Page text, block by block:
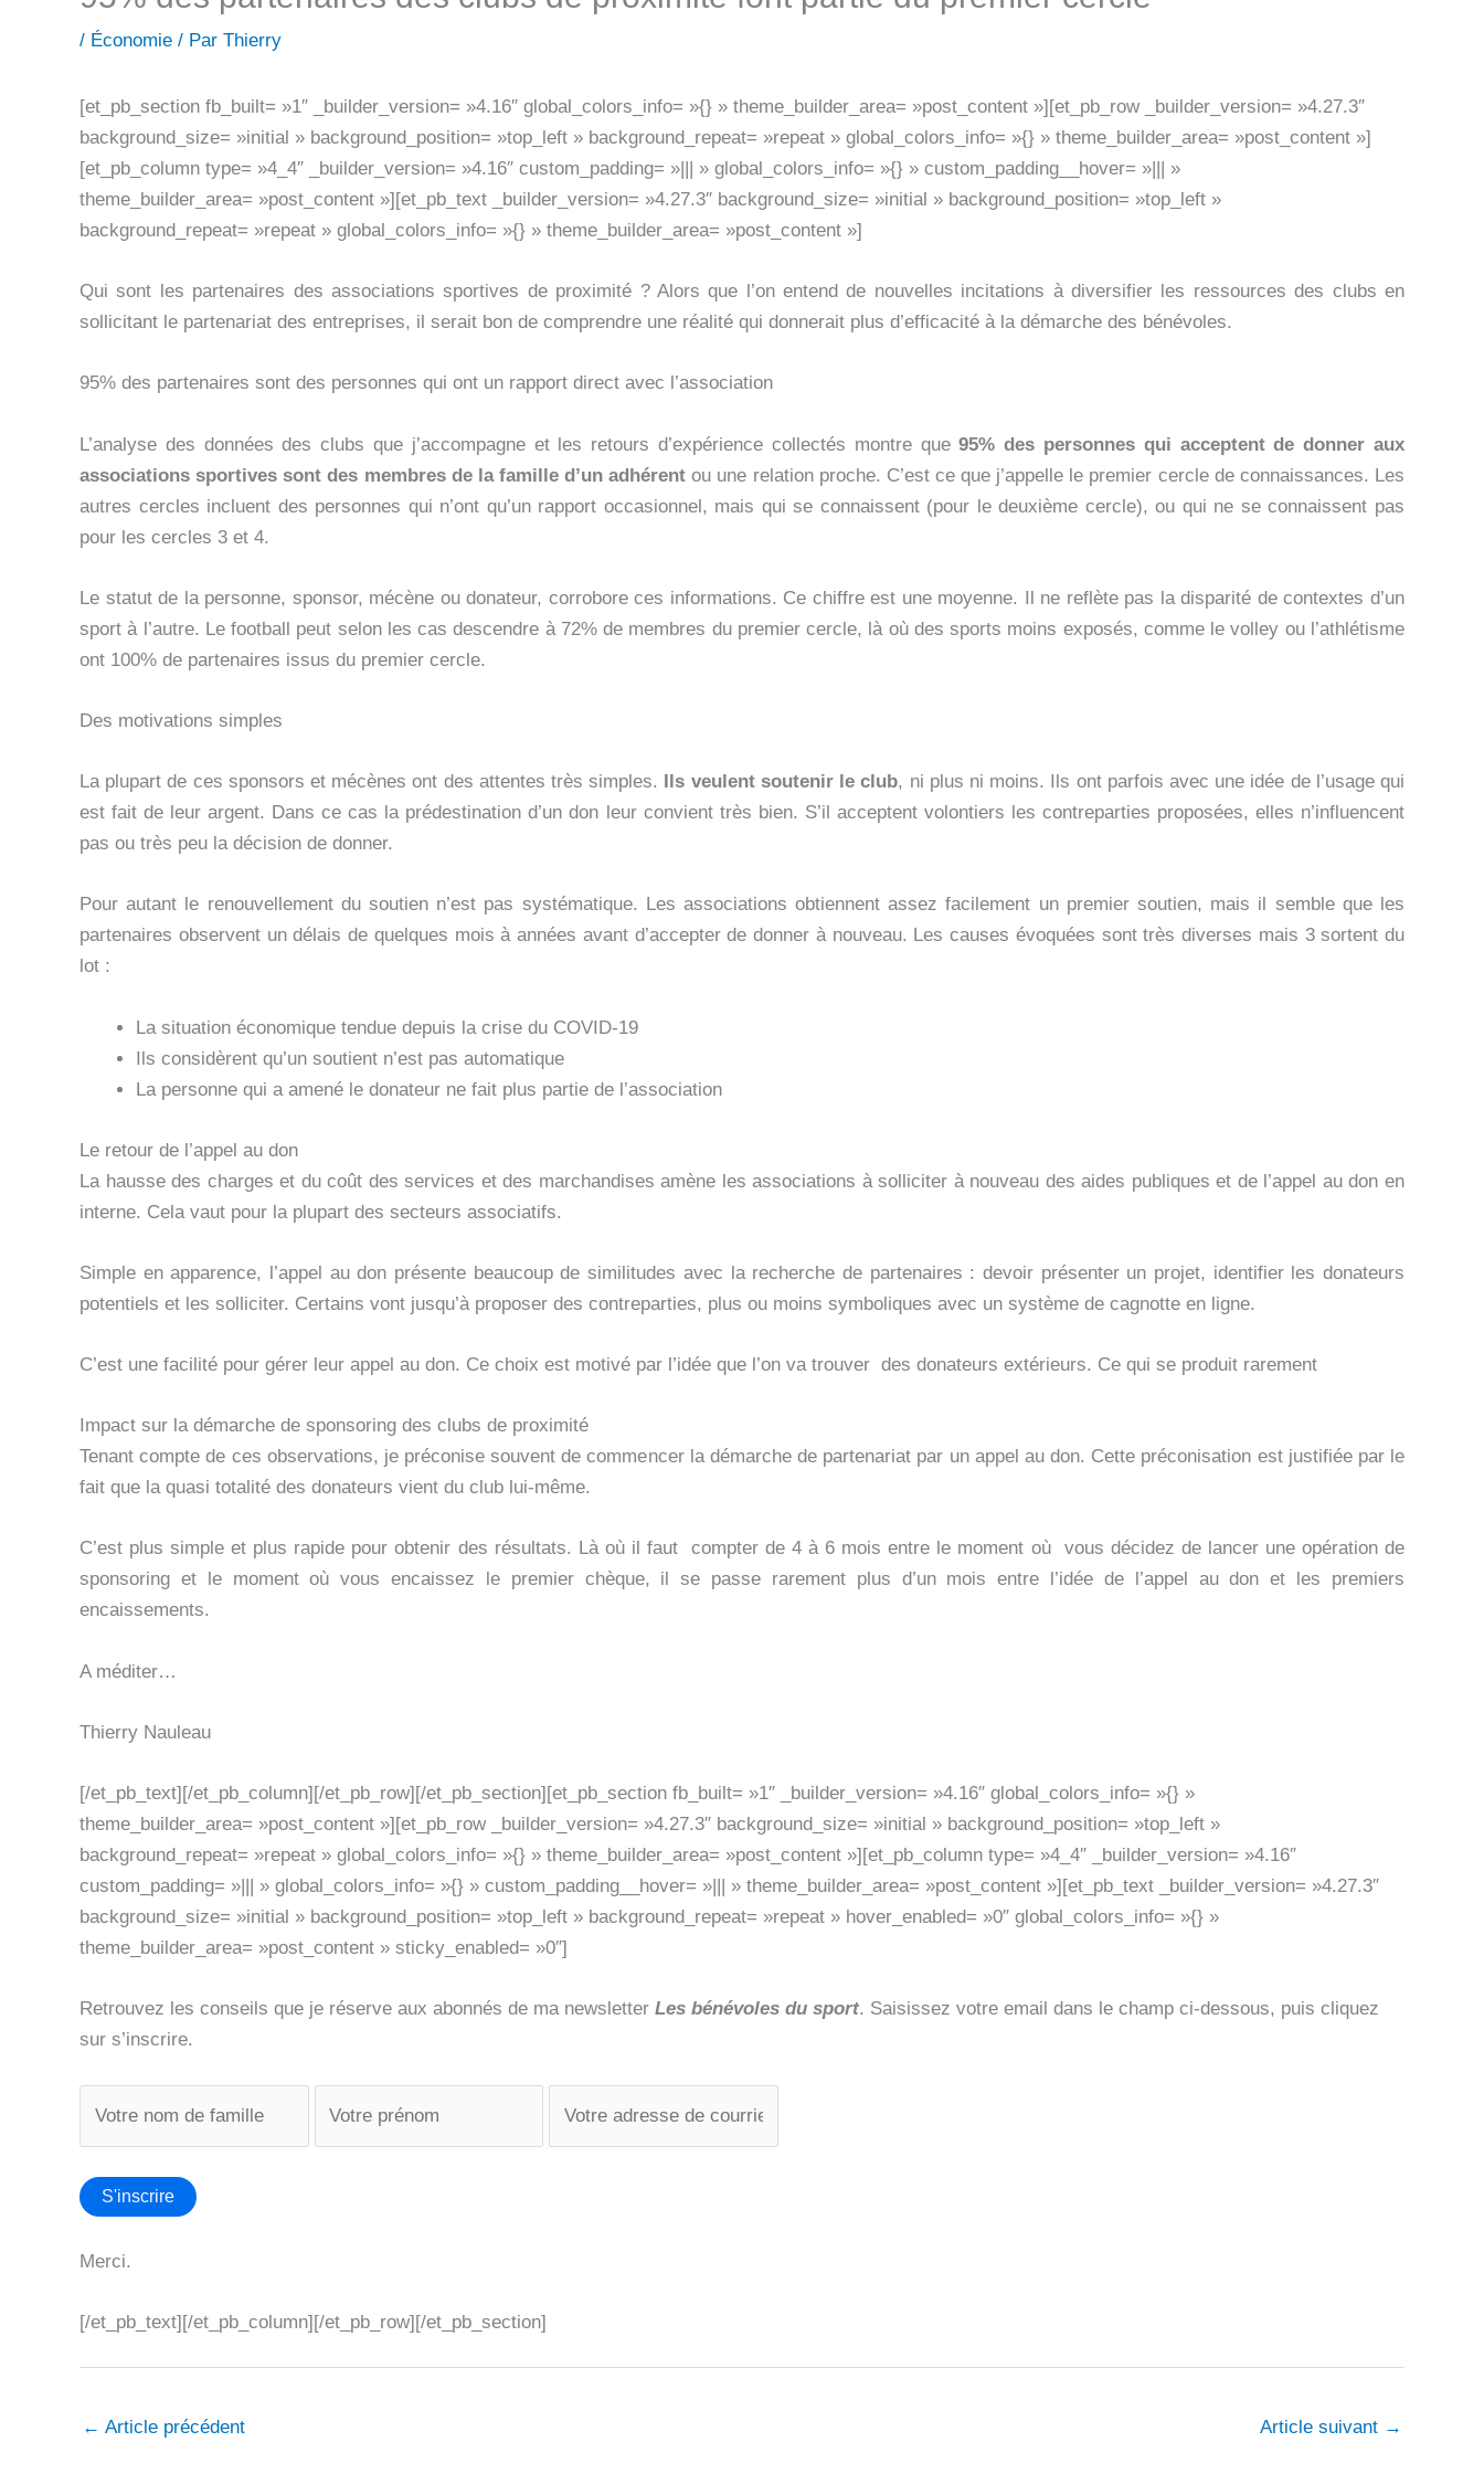
/ Économie / Par Thierry
[et_pb_section fb_built= »1″ _builder_version= »4.16″ global_colors_info= »{} » theme_builder_area= »post_content »][et_pb_row _builder_version= »4.27.3″
background_size= »initial » background_position= »top_left » background_repeat= »repeat » global_colors_info= »{} » theme_builder_area= »post_content »]
[et_pb_column type= »4_4″ _builder_version= »4.16″ custom_padding= »||| » global_colors_info= »{} » custom_padding__hover= »||| »
theme_builder_area= »post_content »][et_pb_text _builder_version= »4.27.3″ background_size= »initial » background_position= »top_left »
background_repeat= »repeat » global_colors_info= »{} » theme_builder_area= »post_content »]
Qui sont les partenaires des associations sportives de proximité ? Alors que l’on entend de nouvelles incitations à diversifier les ressources des clubs en
sollicitant le partenariat des entreprises, il serait bon de comprendre une réalité qui donnerait plus d’efficacité à la démarche des bénévoles.
95% des partenaires sont des personnes qui ont un rapport direct avec l’association
L’analyse des données des clubs que j’accompagne et les retours d’expérience collectés montre que95% des personnes qui acceptent de donner aux
associations sportives sont des membres de la famille d’un adhérent ou une relation proche. C’est ce que j’appelle le premier cercle de connaissances. Les
autres cercles incluent des personnes qui n’ont qu’un rapport occasionnel, mais qui se connaissent (pour le deuxième cercle), ou qui ne se connaissent pas
pour les cercles 3 et 4.
Le statut de la personne, sponsor, mécène ou donateur, corrobore ces informations. Ce chiffre est une moyenne. Il ne reflète pas la disparité de contextes d’un
sport à l’autre. Le football peut selon les cas descendre à 72% de membres du premier cercle, là où des sports moins exposés, comme le volley ou l’athlétisme
ont 100% de partenaires issus du premier cercle.
Des motivations simples
La plupart de ces sponsors et mécènes ont des attentes très simples. Ils veulent soutenir le club, ni plus ni moins. Ils ont parfois avec une idée de l’usage qui
est fait de leur argent. Dans ce cas la prédestination d’un don leur convient très bien. S’il acceptent volontiers les contreparties proposées, elles n’influencent
pas ou très peu la décision de donner.
Pour autant le renouvellement du soutien n’est pas systématique. Les associations obtiennent assez facilement un premier soutien, mais il semble que les
partenaires observent un délais de quelques mois à années avant d’accepter de donner à nouveau. Les causes évoquées sont très diverses mais 3 sortent du
lot :
La situation économique tendue depuis la crise du COVID-19
Ils considèrent qu’un soutient n’est pas automatique
La personne qui a amené le donateur ne fait plus partie de l’association
Le retour de l’appel au don
La hausse des charges et du coût des services et des marchandises amène les associations à solliciter à nouveau des aides publiques et de l’appel au don en
interne. Cela vaut pour la plupart des secteurs associatifs.
Simple en apparence, l’appel au don présente beaucoup de similitudes avec la recherche de partenaires : devoir présenter un projet, identifier les donateurs
potentiels et les solliciter. Certains vont jusqu’à proposer des contreparties, plus ou moins symboliques avec un système de cagnotte en ligne.
C’est une facilité pour gérer leur appel au don. Ce choix est motivé par l’idée que l’on va trouver des donateurs extérieurs. Ce qui se produit rarement
Impact sur la démarche de sponsoring des clubs de proximité
Tenant compte de ces observations, je préconise souvent de commencer la démarche de partenariat par un appel au don. Cette préconisation est justifiée par le
fait que la quasi totalité des donateurs vient du club lui-même.
C’est plus simple et plus rapide pour obtenir des résultats. Là où il faut compter de 4 à 6 mois entre le moment où vous décidez de lancer une opération de
sponsoring et le moment où vous encaissez le premier chèque, il se passe rarement plus d’un mois entre l’idée de l’appel au don et les premiers
encaissements.
A méditer…
Thierry Nauleau
[/et_pb_text][/et_pb_column][/et_pb_row][/et_pb_section][et_pb_section fb_built= »1″ _builder_version= »4.16″ global_colors_info= »{} »
theme_builder_area= »post_content »][et_pb_row _builder_version= »4.27.3″ background_size= »initial » background_position= »top_left »
background_repeat= »repeat » global_colors_info= »{} » theme_builder_area= »post_content »][et_pb_column type= »4_4″ _builder_version= »4.16″
custom_padding= »||| » global_colors_info= »{} » custom_padding__hover= »||| » theme_builder_area= »post_content »][et_pb_text _builder_version= »4.27.3″
background_size= »initial » background_position= »top_left » background_repeat= »repeat » hover_enabled= »0″ global_colors_info= »{} »
theme_builder_area= »post_content » sticky_enabled= »0″]
Retrouvez les conseils que je réserve aux abonnés de ma newsletter Les bénévoles du sport. Saisissez votre email dans le champ ci-dessous, puis cliquez
sur s’inscrire.
Merci.
[/et_pb_text][/et_pb_column][/et_pb_row][/et_pb_section]
← Article précédent Article suivant →